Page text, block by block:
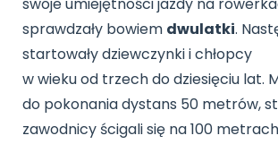
Archiwalne numery
Pomoc
Promocje
sprawdzały bowiem dwulatki.
startowały dziewczynki i chłopcy
w wieku od trzech do dziesięciu lat.
do pokonania dystans 50 metrów,
zawodnicy ścigali się na 100